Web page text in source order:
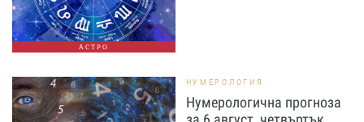
АСТРО
НУМЕРОЛОГИЯ
Нумерологична прогноза